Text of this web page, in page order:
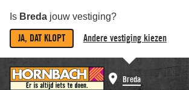
Is Breda jouw vestiging?
JA, DAT KLOPT Andere vestiging kiezen
Breda